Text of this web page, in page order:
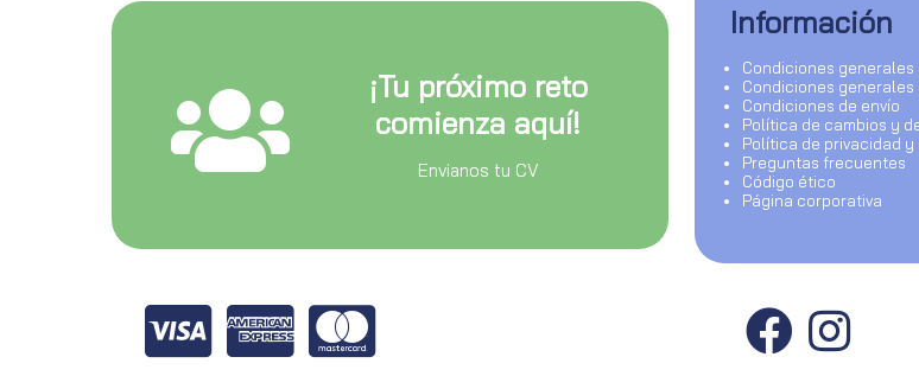
¡Tu próximo reto
comienza aquí!
Envianos tu CV
Información
Condiciones generales
Condiciones
Condiciones de envío
Política de cambios y
Política de privacidad y
Preguntas frecuentes
Código ético
Página corporativa